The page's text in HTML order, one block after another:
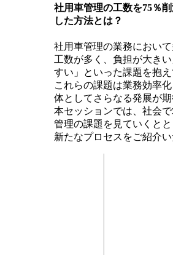
社用車管理の工数を75％
した方法とは？
社用車管理の業務におい
工数が多く、負担が大き
すい」​といった​課題を抱え
これらの課題は業務効率
体としてさらなる発展が期
本セッションでは、社会
管理の課題を見ていくと
新たなプロセスをご紹介い